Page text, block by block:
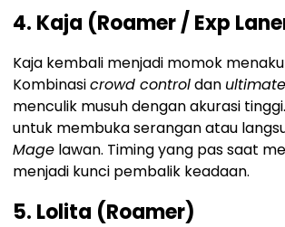
4. Kaja (Roamer / Exp
Kaja kembali menjadi momok
Kombinasicrowd controldan
menculik musuh dengan akurasi
untuk membuka serangan atau
Mage lawan. Timing yang pas saat
menjadi kunci pembalik keadaan.
5. Lolita (Roamer)